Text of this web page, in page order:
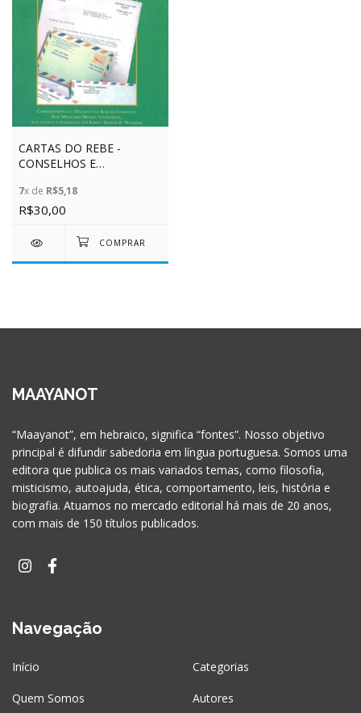
CARTAS DO REBE -
CONSELHOS E
VOL. 2 - CAPA VERDE
7x de R$5,18
R$30,00
MAAYANOT
“Maayanot”, em hebraico, significa “fontes”. Nosso objetivo
principal é difundir sabedoria em língua portuguesa. Somos uma
editora que publica os mais variados temas, como filosofia,
misticismo, autoajuda, ética, comportamento, leis, história e
biografia. Atuamos no mercado editorial há mais de 20 anos,
com mais de 150 títulos publicados.
Navegação
Início Categorias
Quem Somos Autores